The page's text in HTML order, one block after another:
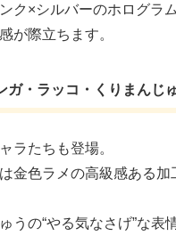
ク×シルバーのホログラ
が際立ちます。
ガ・ラッコ・くりまんじゅ
ラたちも登場。
金色ラメの高級感ある加
うの“やる気なさげ”な表